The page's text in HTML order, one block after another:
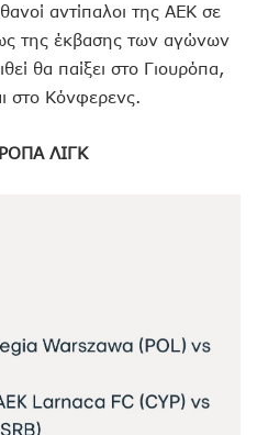
αντίπαλοι της ΑΕΚ σε
της έκβασης των αγώνων
θα παίξει στο Γιουρόπα,
στο Κόνφερενς.
ΛΙΓΚ